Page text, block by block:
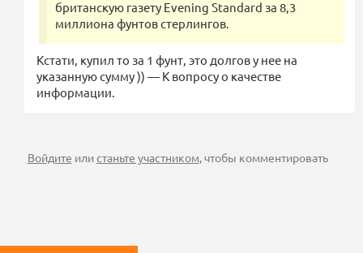
британскую газету Evening Standard за 8,3
миллиона фунтов стерлингов.
Кстати, купил то за 1 фунт, это долгов у нее на
указанную сумму )) — К вопросу о качестве
информации.
Войдите илистаньте участником, чтобы комментировать